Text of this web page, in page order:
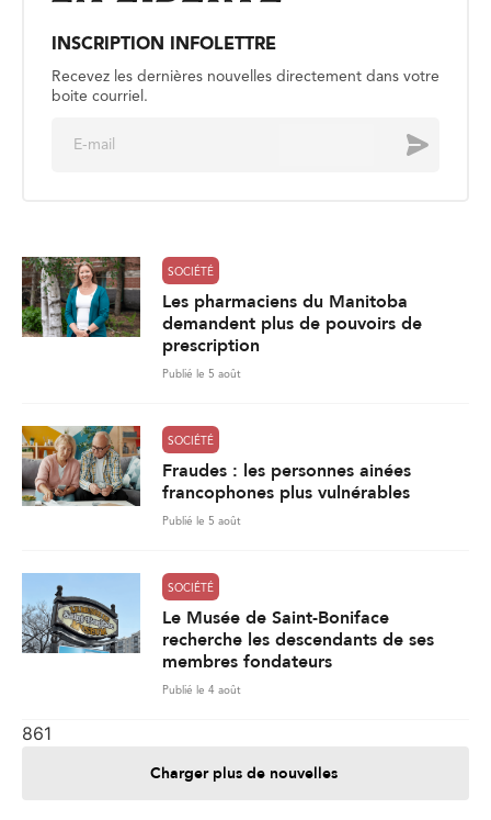
INSCRIPTION INFOLETTRE
Recevez les dernières nouvelles directement dans votre
boite courriel.
Envoyer
SOCIÉTÉ
Les pharmaciens du Manitoba
demandent plus de pouvoirs de
prescription
Publié le 5 août
SOCIÉTÉ
Fraudes : les personnes ainées
francophones plus vulnérables
Publié le 5 août
SOCIÉTÉ
Le Musée de Saint-Boniface
recherche les descendants de ses
membres fondateurs
Publié le 4 août
861
Charger plus de nouvelles